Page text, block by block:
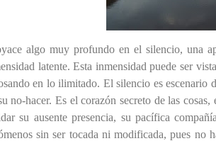
algo muy profundo en el silencio, una
latente. Esta inmensidad puede ser
en lo ilimitado. El silencio es escenario
no-hacer. Es el corazón secreto de las
su ausente presencia, su pacífica
sin ser tocada ni modificada, pues no